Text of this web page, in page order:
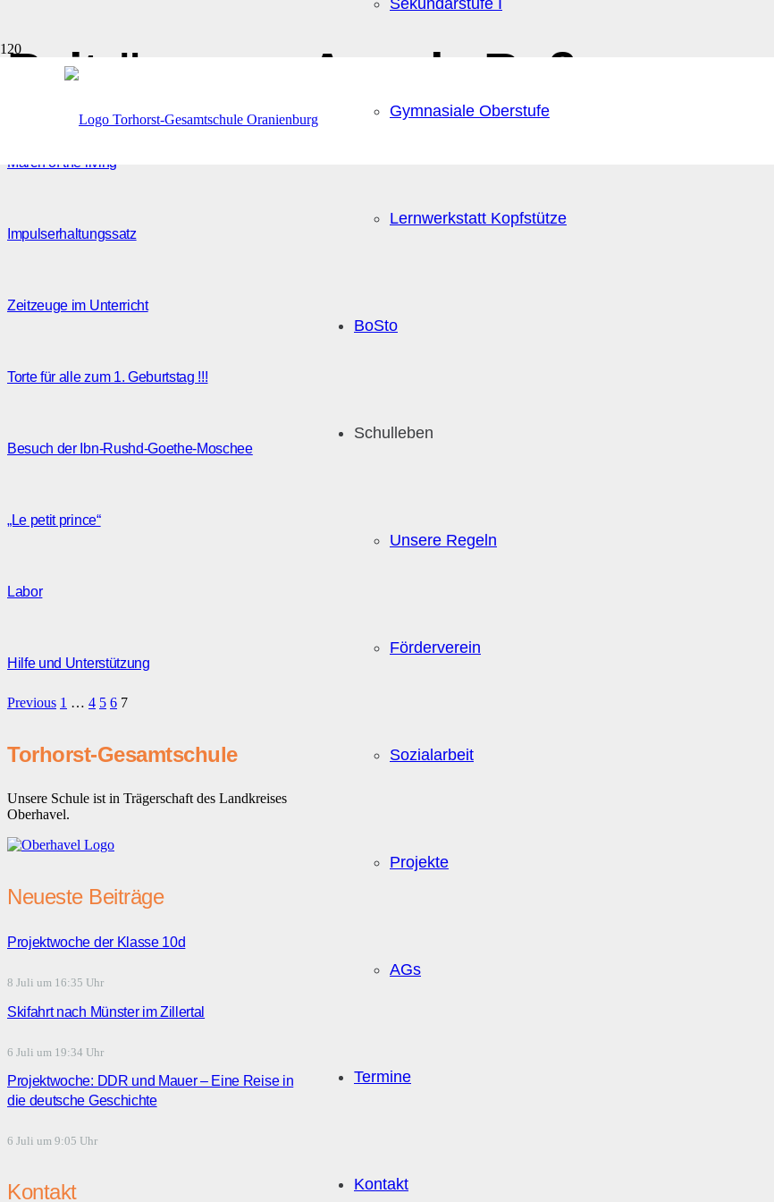
Sekundarstufe I
Gymnasiale Oberstufe
Lernwerkstatt Kopfstütze
BoSto
Schulleben
Unsere Regeln
Förderverein
Sozialarbeit
Projekte
AGs
Termine
Kontakt
Beiträge von Angela Ruß
March of the living
Impulserhaltungssatz
Zeitzeuge im Unterricht
Torte für alle zum 1. Geburtstag !!!
Besuch der Ibn-Rushd-Goethe-Moschee
„Le petit prince“
Labor
Hilfe und Unterstützung
Previous 1 … 4 5 6 7
Torhorst-Gesamtschule
Unsere Schule ist in Trägerschaft des Landkreises
Oberhavel.
Neueste Beiträge
Projektwoche der Klasse 10d
8 Juli um 16:35 Uhr
Skifahrt nach Münster im Zillertal
6 Juli um 19:34 Uhr
Projektwoche: DDR und Mauer – Eine Reise in
die deutsche Geschichte
6 Juli um 9:05 Uhr
Kontakt